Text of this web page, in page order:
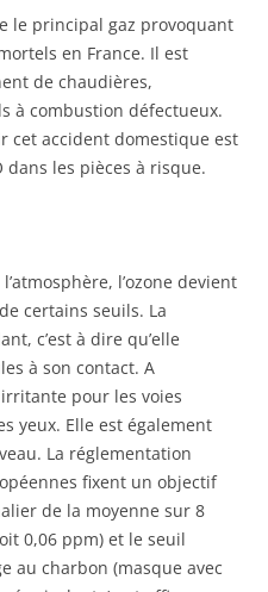
le principal gaz provoquant
en France. Il est
de chaudières,
à combustion défectueux.
cet accident domestique est
dans les pièces à risque.
l’ozone devient
certains seuils. La
c’est à dire qu’elle
à son contact. A
pour les voies
yeux. Elle est également
La réglementation
fixent un objectif
de la moyenne sur 8
0,06 ppm) et le seuil
au charbon (masque avec